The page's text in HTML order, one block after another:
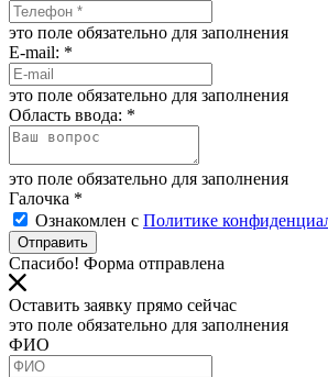
это поле обязательно для заполнения
E-mail: *
это поле обязательно для заполнения
Область ввода: *
это поле обязательно для заполнения
Галочка *
Ознакомлен с Политике
Отправить
Спасибо! Форма отправлена
Оставить заявку прямо сейчас
это поле обязательно для заполнения
ФИО